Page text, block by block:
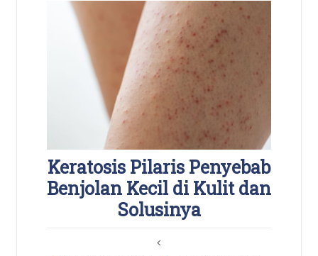
Keratosis Pilaris Penyebab
Benjolan Kecil di Kulit dan
Solusinya
<